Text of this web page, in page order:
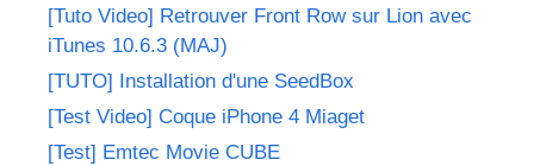
[Tuto Video] Retrouver Front Row sur Lion avec
iTunes 10.6.3 (MAJ)
[TUTO] Installation d'une SeedBox
[Test Video] Coque iPhone 4 Miaget
[Test] Emtec Movie CUBE